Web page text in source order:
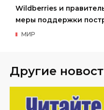
Wildberries и
меры поддержки
МИР
Другие